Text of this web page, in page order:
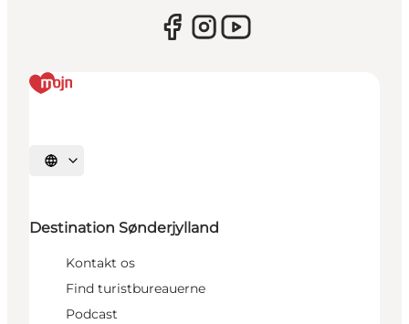
Vælg sprog
Destination Sønderjylland
Kontakt os
Find turistbureauerne
Podcast